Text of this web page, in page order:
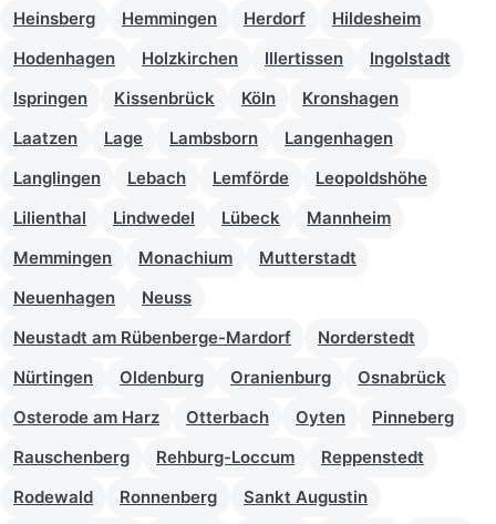
Heinsberg
Hemmingen Herdorf
Hildesheim
Hodenhagen
Holzkirchen Illertissen
Ingolstadt
Ispringen
Kissenbrück Köln
Kronshagen
Laatzen
Lage Lambsborn
Langenhagen
Langlingen
Lebach Lemförde
Leopoldshöhe
Lilienthal
Lindwedel Lübeck
Mannheim
Memmingen
Monachium
Mutterstadt
Neuenhagen
Neuss
Neustadt am Rübenberge-Mardorf
Norderstedt
Nürtingen
Oldenburg Oranienburg
Osnabrück
Osterode am Harz
Otterbach Oyten
Pinneberg
Rauschenberg
Rehburg-Loccum
Reppenstedt
Rodewald
Ronnenberg
Sankt Augustin